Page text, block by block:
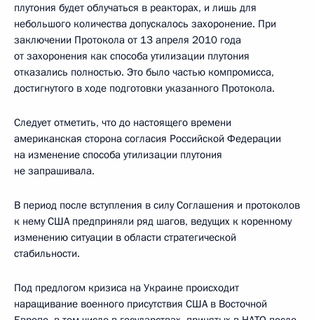
плутония будет облучаться в реакторах, и лишь для
небольшого количества допускалось захоронение. При
заключении Протокола от 13 апреля 2010 года
от захоронения как способа утилизации плутония
отказались полностью. Это было частью компромисса,
достигнутого в ходе подготовки указанного Протокола.
Следует отметить, что до настоящего времени
американская сторона согласия Российской Федерации
на изменение способа утилизации плутония
не запрашивала.
В период после вступления в силу Соглашения и протоколов
к нему США предприняли ряд шагов, ведущих к коренному
изменению ситуации в области стратегической
стабильности.
Под предлогом кризиса на Украине происходит
наращивание военного присутствия США в Восточной